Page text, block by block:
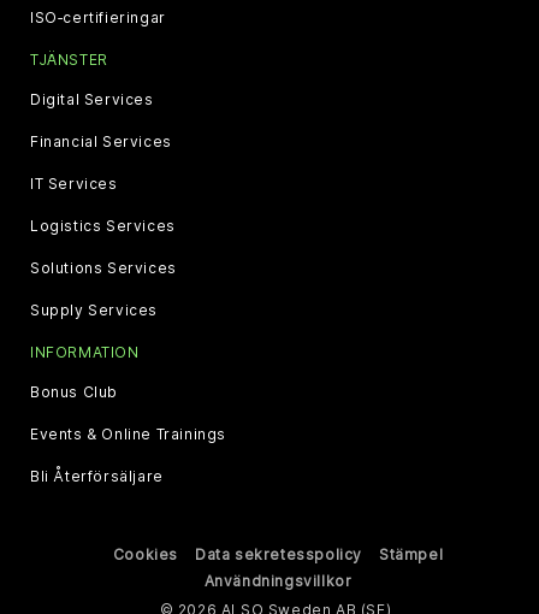
ISO‑certifieringar
TJÄNSTER
Digital Services
Financial Services
IT Services
Logistics Services
Solutions Services
Supply Services
INFORMATION
Bonus Club
Events & Online Trainings
Bli Återförsäljare
Cookies Data sekretesspolicy
Stämpel
Användningsvillkor
© 2026 ALSO Sweden AB (SE)